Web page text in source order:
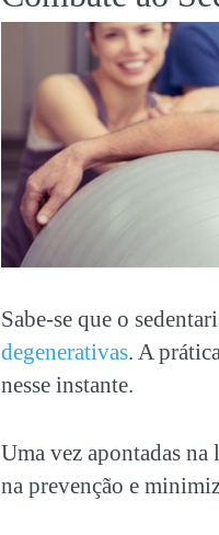
Sabe-se que o
degenerativas. A
nesse instante.
Uma vez apontadas
na prevenção e